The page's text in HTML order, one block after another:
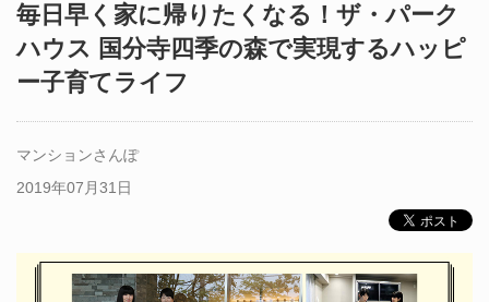
毎日早く家に帰りたくなる！ザ・パーク
ハウス 国分寺四季の森で実現するハッピ
ー子育てライフ
マンションさんぽ
2019年07月31日